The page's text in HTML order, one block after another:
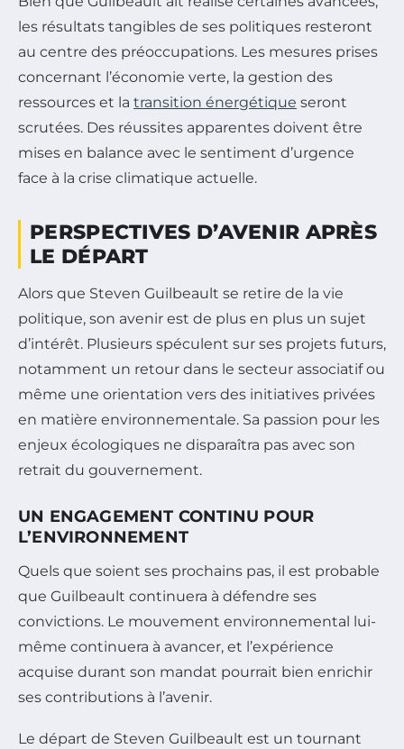
les résultats tangibles de ses politiques resteront
au centre des préoccupations. Les mesures prises
concernant l’économie verte, la gestion des
ressources et la transition énergétique seront
scrutées. Des réussites apparentes doivent être
mises en balance avec le sentiment d’urgence
face à la crise climatique actuelle.
PERSPECTIVES D’AVENIR APRÈS
LE DÉPART
Alors que Steven Guilbeault se retire de la vie
politique, son avenir est de plus en plus un sujet
d’intérêt. Plusieurs spéculent sur ses projets futurs,
notamment un retour dans le secteur associatif ou
même une orientation vers des initiatives privées
en matière environnementale. Sa passion pour les
enjeux écologiques ne disparaîtra pas avec son
retrait du gouvernement.
UN ENGAGEMENT CONTINU POUR
L’ENVIRONNEMENT
Quels que soient ses prochains pas, il est probable
que Guilbeault continuera à défendre ses
convictions. Le mouvement environnemental lui-
même continuera à avancer, et l’expérience
acquise durant son mandat pourrait bien enrichir
ses contributions à l’avenir.
Le départ de Steven Guilbeault est un tournant